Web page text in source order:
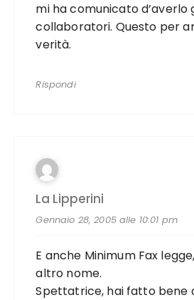
mi ha comunicato d’averlo
collaboratori. Questo per
verità.
Rispondi
La Lipperini
Gennaio 28, 2005 alle 10:01 pm
E anche Minimum Fax
altro nome.
Spettatrice, hai fatto bene